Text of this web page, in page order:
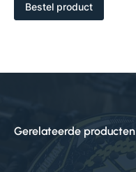
Bestel product
Gerelateerde producten